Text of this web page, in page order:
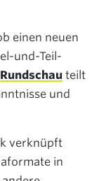
einen neuen
und-Teil-
teilt
und
verknüpft
in